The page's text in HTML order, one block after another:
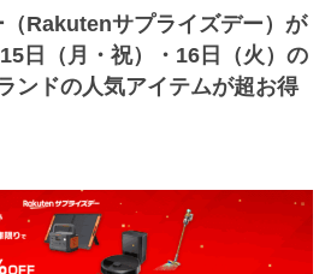
Rakutenサプライズデー）が
日（月・祝）・16日（火）の
ンドの人気アイテムが超お得